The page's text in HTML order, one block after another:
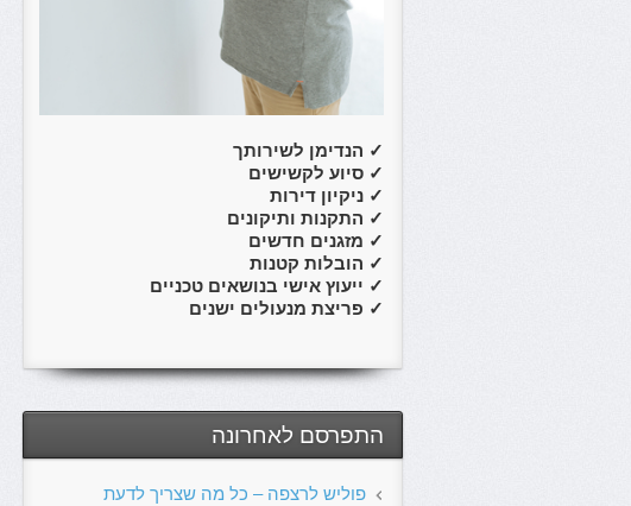
✓ הנדימן לשירותך
✓ סיוע לקשישים
✓ ניקיון דירות
✓ התקנות ותיקונים
✓ מזגנים חדשים
✓ הובלות קטנות
✓ ייעוץ אישי בנושאים טכניים
✓ פריצת מנעולים ישנים
התפרסם לאחרונה
פוליש לרצפה – כל מה שצריך לדעת